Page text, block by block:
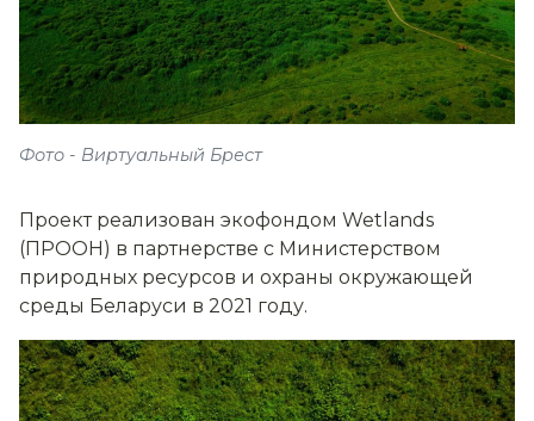
Фото - Виртуальный Брест
Проект реализован экофондом Wetlands
(ПРООН) в партнерстве с Министерством
природных ресурсов и охраны окружающей
среды Беларуси в 2021 году.